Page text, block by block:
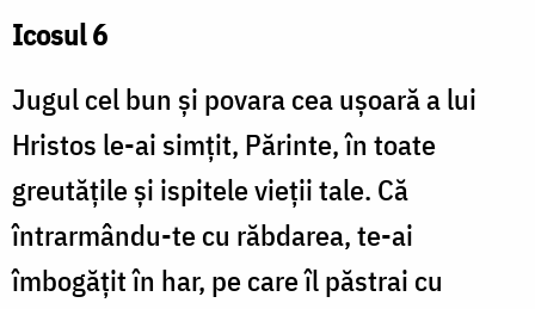
Icosul 6
Jugul cel bun și povara cea ușoară a lui
Hristos le-ai simțit, Părinte, în toate
greutățile și ispitele vieții tale. Că
întrarmându-te cu răbdarea, te-ai
îmbogățit în har, pe care îl păstrai cu